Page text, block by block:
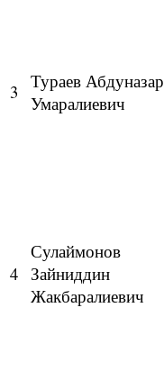
3 Тураев Абдуназар
Умаралиевич
4
Сулаймонов
Зайниддин
Жакбаралиевич